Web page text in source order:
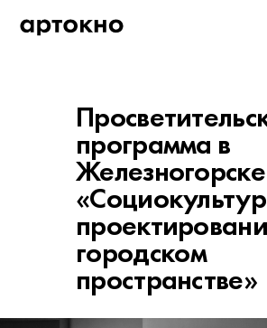
программа в
Железногорске
городском
пространстве»